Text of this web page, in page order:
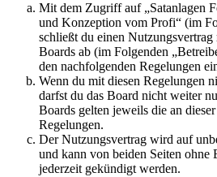
Mit dem Zugriff auf „Satanlagen
und Konzeption vom Profi“ (im
schließt du einen
Boards ab (im Folgenden
den nachfolgenden Regelungen
Wenn du mit diesen Regelungen
darfst du das Board nicht weiter
Boards gelten jeweils die an
Regelungen.
Der Nutzungsvertrag wird auf
und kann von beiden Seiten ohne
jederzeit gekündigt werden.